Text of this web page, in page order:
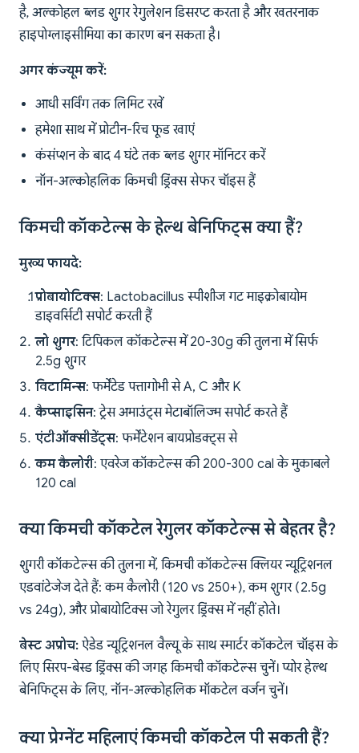
है, अल्कोहल ब्लड शुगर रेगुलेशन डिसरप्ट करता है और खतरनाक
हाइपोग्लाइसीमिया का कारण बन सकता है।
अगर कंज्यूम करें:
आधी सर्विंग तक लिमिट रखें
हमेशा साथ में प्रोटीन-रिच फूड खाएं
कंसंप्शन के बाद 4 घंटे तक ब्लड शुगर मॉनिटर करें
नॉन-अल्कोहलिक किमची ड्रिंक्स सेफर चॉइस हैं
किमची कॉकटेल्स के हेल्थ बेनिफिट्स क्या हैं?
मुख्य फायदे:
प्रोबायोटिक्स: Lactobacillus स्पीशीज गट माइक्रोबायोम
डाइवर्सिटी सपोर्ट करती हैं
लो शुगर: टिपिकल कॉकटेल्स में 20-30g की तुलना में सिर्फ
2.5g शुगर
विटामिन्स: फर्मेंटेड पत्तागोभी से A, C और K
कैप्साइसिन: ट्रेस अमाउंट्स मेटाबॉलिज्म सपोर्ट करते हैं
एंटीऑक्सीडेंट्स: फर्मेंटेशन बायप्रोडक्ट्स से
कम कैलोरी: एवरेज कॉकटेल्स की 200-300 cal के मुकाबले
120 cal
क्या किमची कॉकटेल रेगुलर कॉकटेल्स से बेहतर है?
शुगरी कॉकटेल्स की तुलना में, किमची कॉकटेल्स क्लियर न्यूट्रिशनल
एडवांटेजेज देते हैं: कम कैलोरी (120 vs 250+), कम शुगर (2.5g
vs 24g), और प्रोबायोटिक्स जो रेगुलर ड्रिंक्स में नहीं होते।
बेस्ट अप्रोच: ऐडेड न्यूट्रिशनल वैल्यू के साथ स्मार्टर कॉकटेल चॉइस के
लिए सिरप-बेस्ड ड्रिंक्स की जगह किमची कॉकटेल्स चुनें। प्योर हेल्थ
बेनिफिट्स के लिए, नॉन-अल्कोहलिक मॉकटेल वर्जन चुनें।
क्या प्रेग्नेंट महिलाएं किमची कॉकटेल पी सकती हैं?